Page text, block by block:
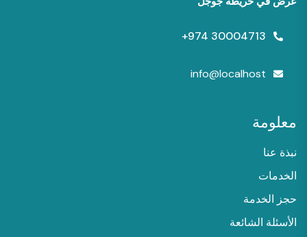
+974 30004713
info@localhost
معلومة
نبذة عنا
الخدمات
حجز الخدمة
الأسئلة الشائعة